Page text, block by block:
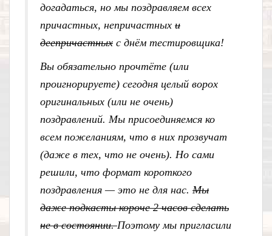
догадаться, но мы поздравляем всех
причастных, непричастных и
деепричастных с днём тестировщика!
Вы обязательно прочтёте (или
проигнорируете) сегодня целый ворох
оригинальных (или не очень)
поздравлений. Мы присоединяемся ко
всем пожеланиям, что в них прозвучат
(даже в тех, что не очень). Но сами
решили, что формат короткого
поздравления — это не для нас. Мы
даже подкасты короче 2 часов сделать
не в состоянии.Поэтому мы пригласили